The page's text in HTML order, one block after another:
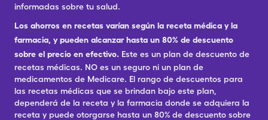
informadas sobre tu salud.
Los ahorros en recetas varían según la receta médica y la
farmacia, y pueden alcanzar hasta un 80% de descuento
sobre el precio en efectivo. Este es un plan de descuento de
recetas médicas. NO es un seguro ni un plan de
medicamentos de Medicare. El rango de descuentos para
las recetas médicas que se brindan bajo este plan,
dependerá de la receta y la farmacia donde se adquiera la
receta y puede otorgarse hasta un 80% de descuento sobre